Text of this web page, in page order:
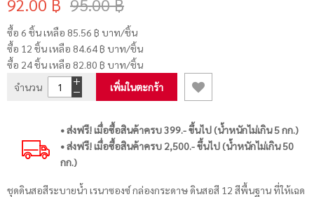
92.00 ฿ 95.00 ฿
ซื้อ 6 ชิ้น เหลือ 85.56 ฿ บาท/ชิ้น
ซื้อ 12 ชิ้น เหลือ 84.64 ฿ บาท/ชิ้น
ซื้อ 24 ชิ้น เหลือ 82.80 ฿ บาท/ชิ้น
จำนวน
เพิ่มในตะกร้า
• ส่งฟรี! เมื่อซื้อสินค้าครบ 399.- ขึ้นไป (น้ำหนักไม่เกิน 5 กก.)
• ส่งฟรี! เมื่อซื้อสินค้าครบ 2,500.- ขึ้นไป (น้ำหนักไม่เกิน 50
กก.)
ชุดดินสอสีระบายน้ำ เรนาซองซ์ กล่องกระดาษ ดินสอสี 12 สีพื้นฐาน ที่ให้เฉด